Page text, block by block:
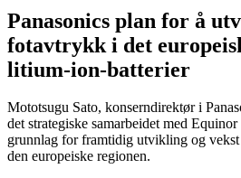
Panasonics plan for å
fotavtrykk i det
litium-ion-batterier
Mototsugu Sato, konserndirektør i
det strategiske samarbeidet med
grunnlag for framtidig utvikling og
den europeiske regionen.